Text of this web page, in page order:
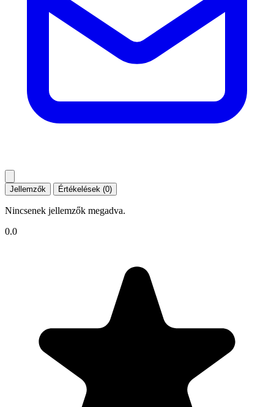
Jellemzők Értékelések (0)
Nincsenek jellemzők megadva.
0.0